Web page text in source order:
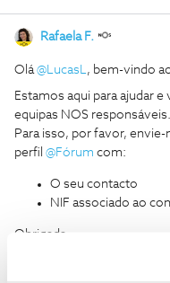
Rafaela F.
Olá ​@LucasL, bem-vindo
Estamos aqui para ajudar
equipas NOS responsáveis.
Para isso, por favor,
perfil ​ @Fórum com:
O seu contacto
NIF associado ao
Obrigada